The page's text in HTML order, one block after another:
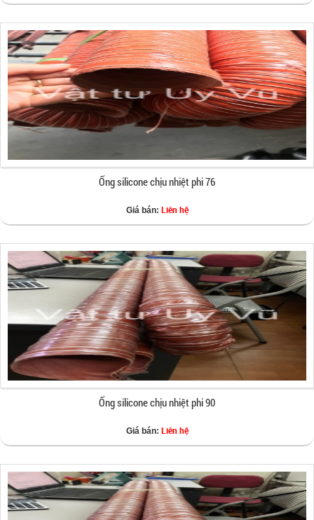
Ống silicone chịu nhiệt phi 76
Giá bán: Liên hệ
Ống silicone chịu nhiệt phi 90
Giá bán: Liên hệ